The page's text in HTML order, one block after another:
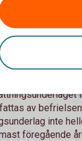
Att sälja en tavla
ska beskattas
av
inte
föregående